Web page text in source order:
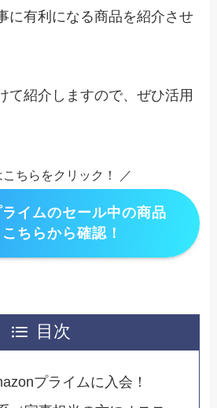
に有利になる商品を紹介させ
て紹介しますので、ぜひ活用
こちらをクリック！ ／
イムのセール中の商品
ちらから確認！
目次
プライムに入会！